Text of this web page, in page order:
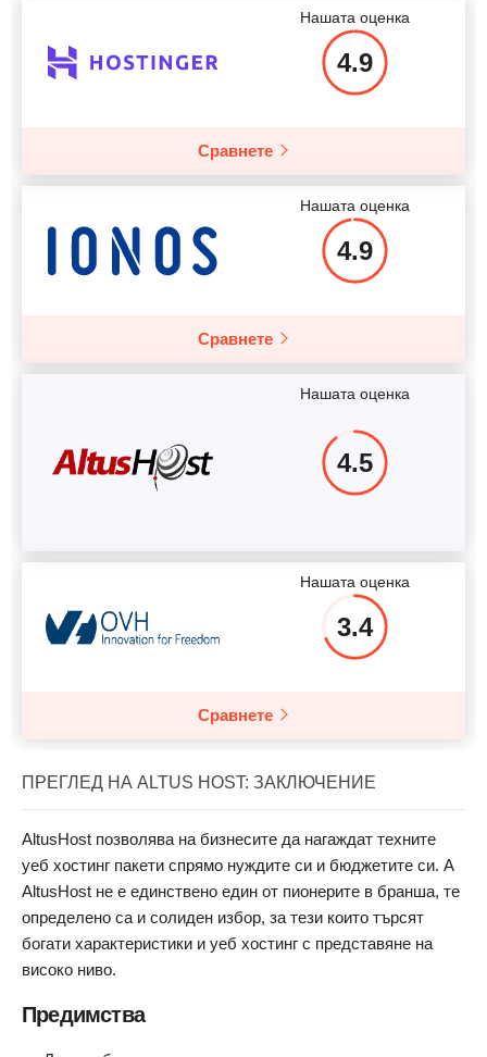
Повече подробности
Нашата оценка
4.9
Сравнете
Нашата оценка
4.9
Сравнете
Нашата оценка
4.5
Нашата оценка
3.4
Сравнете
ПРЕГЛЕД НА ALTUS HOST: ЗАКЛЮЧЕНИЕ
AltusHost позволява на бизнесите да нагаждат техните
уеб хостинг пакети спрямо нуждите си и бюджетите си. А
AltusHost не е единствено един от пионерите в бранша, те
определено са и солиден избор, за тези които търсят
богати характеристики и уеб хостинг с представяне на
високо ниво.
Предимства